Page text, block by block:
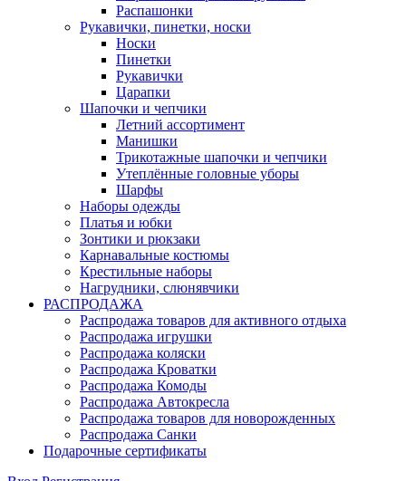
Распашонки
Рукавички, пинетки, носки
Носки
Пинетки
Рукавички
Царапки
Шапочки и чепчики
Летний ассортимент
Манишки
Трикотажные шапочки и чепчики
Утеплённые головные уборы
Шарфы
Наборы одежды
Платья и юбки
Зонтики и рюкзаки
Карнавальные костюмы
Крестильные наборы
Нагрудники, слюнявчики
РАСПРОДАЖА
Распродажа товаров для активного отдыха
Распродажа игрушки
Распродажа коляски
Распродажа Кроватки
Распродажа Комоды
Распродажа Автокресла
Распродажа товаров для новорожденных
Распродажа Санки
Подарочные сертификаты